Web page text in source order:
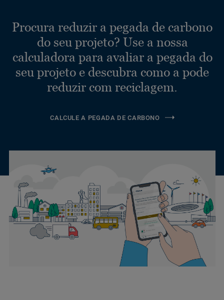
Procura reduzir a pegada de carbono
do seu projeto? Use a nossa
calculadora para avaliar a pegada do
seu projeto e descubra como a pode
reduzir com reciclagem.
CALCULE A PEGADA DE CARBONO